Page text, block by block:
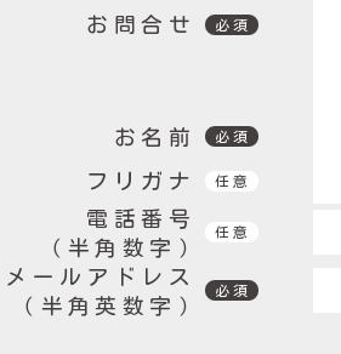
お問合せ 必須
お名前 必須
フリガナ 任意
電話番号
（半角数字）
任意
メールアドレス
（半角英数字）
必須